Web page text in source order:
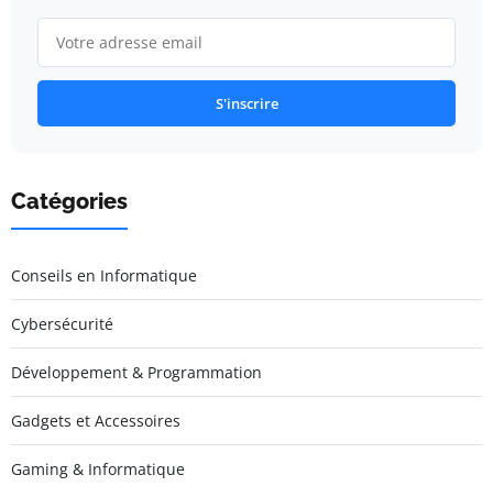
S'inscrire
Catégories
Conseils en Informatique
Cybersécurité
Développement & Programmation
Gadgets et Accessoires
Gaming & Informatique